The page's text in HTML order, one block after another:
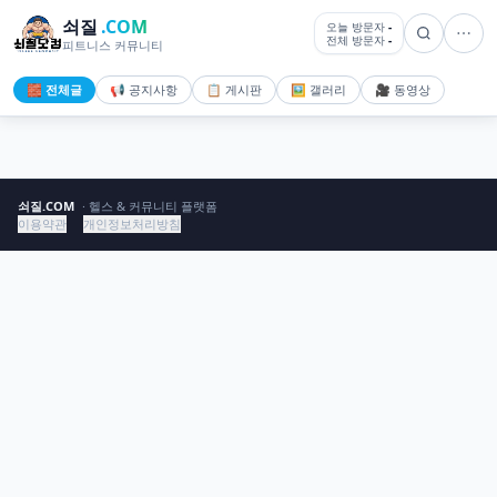
쇠질 .COM
피트니스 커뮤니티
오늘 방문자 -
전체 방문자 -
🧱 전체글 📢 공지사항 📋 게시판 🖼️ 갤러리 🎥 동영상
쇠질.COM · 헬스 & 커뮤니티 플랫폼
이용약관
개인정보처리방침